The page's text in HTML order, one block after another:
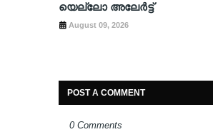
യെല്ലോ അലേര്‍ട്ട്
August 09, 2026
POST A COMMENT
0 Comments